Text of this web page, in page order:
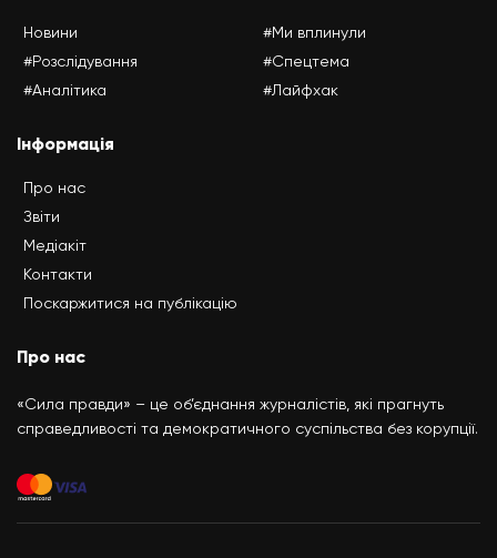
Новини
#Розслідування
#Аналітика
#Ми вплинули
#Спецтема
#Лайфхак
Інформація
Про нас
Звіти
Медіакіт
Контакти
Поскаржитися на публікацію
Про нас
«Сила правди» – це об’єднання журналістів, які прагнуть
справедливості та демократичного суспільства без корупції.